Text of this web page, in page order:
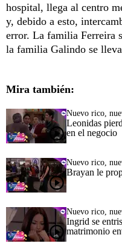
hospital, llega al centro
y, debido a esto,
error. La familia Ferreira
la familia Galindo se
Mira también:
Nuevo rico,
Leonidas
en el negocio
Nuevo rico,
Brayan le
Nuevo rico,
Ingrid se
matrimonio